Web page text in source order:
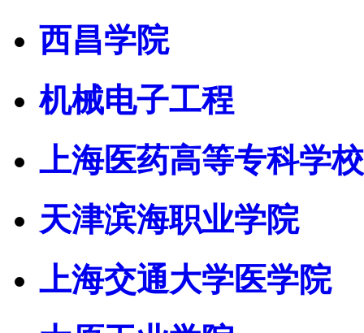
西昌学院
机械电子工程
上海医药高等专科学校
天津滨海职业学院
上海交通大学医学院